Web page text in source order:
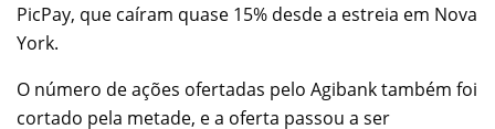
PicPay, que caíram quase 15% desde a estreia em Nova
York.
O número de ações ofertadas pelo Agibank também foi
cortado pela metade, e a oferta passou a ser